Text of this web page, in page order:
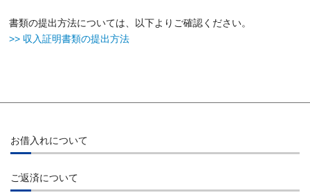
書類の提出方法については、以下よりご確認ください。
>> 収入証明書類の提出方法
お借入れについて
インターネット
ご返済について